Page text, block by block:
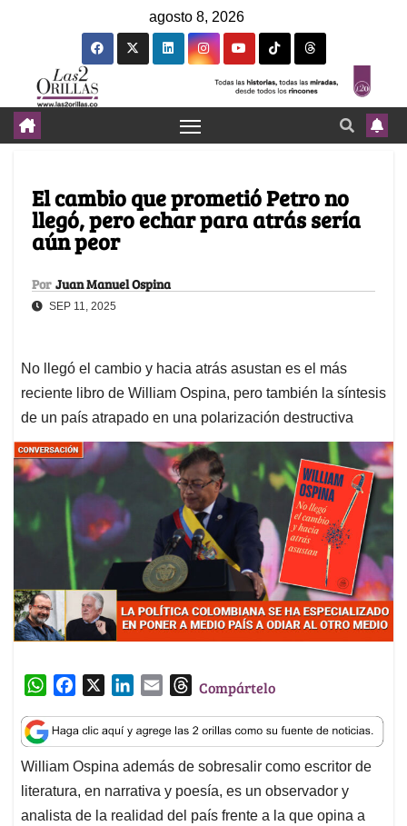
agosto 8, 2026
El cambio que prometió Petro no
llegó, pero echar para atrás sería
aún peor
Por Juan Manuel Ospina
SEP 11, 2025
No llegó el cambio y hacia atrás asustan es el más
reciente libro de William Ospina, pero también la síntesis
de un país atrapado en una polarización destructiva
W
a
t
s
A
p
c
e
b
o
o
n
k
e
d
I
a
i
l
T
r
e
a
d
s
Compártelo
William Ospina además de sobresalir como escritor de
literatura, en narrativa y poesía, es un observador y
analista de la realidad del país frente a la que opina a